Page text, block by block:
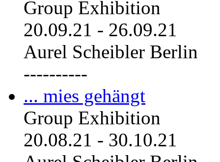
Group Exhibition
20.09.21 - 26.09.21
Aurel Scheibler Berlin
----------
... mies gehängt
Group Exhibition
20.08.21 - 30.10.21